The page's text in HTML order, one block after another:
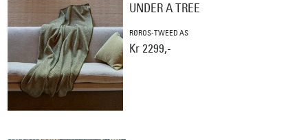
UNDER A TREE
RØROS-TWEED AS
Kr 2299,-